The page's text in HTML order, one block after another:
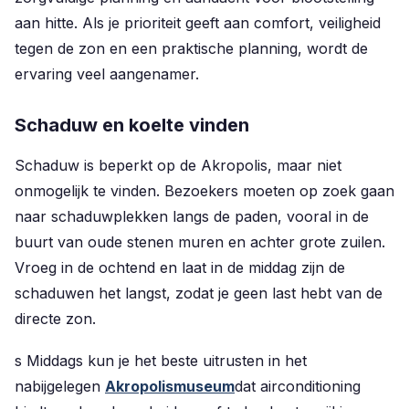
aan hitte. Als je prioriteit geeft aan comfort, veiligheid
tegen de zon en een praktische planning, wordt de
ervaring veel aangenamer.
Schaduw en koelte vinden
Schaduw is beperkt op de Akropolis, maar niet
onmogelijk te vinden. Bezoekers moeten op zoek gaan
naar schaduwplekken langs de paden, vooral in de
buurt van oude stenen muren en achter grote zuilen.
Vroeg in de ochtend en laat in de middag zijn de
schaduwen het langst, zodat je geen last hebt van de
directe zon.
s Middags kun je het beste uitrusten in het
nabijgelegen Akropolismuseumdat airconditioning